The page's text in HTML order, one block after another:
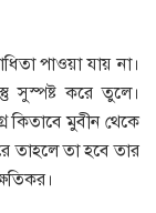
পাওয়া যায় না।
করে তুলে।
মুবীন থেকে
তাহলে তা হবে তার